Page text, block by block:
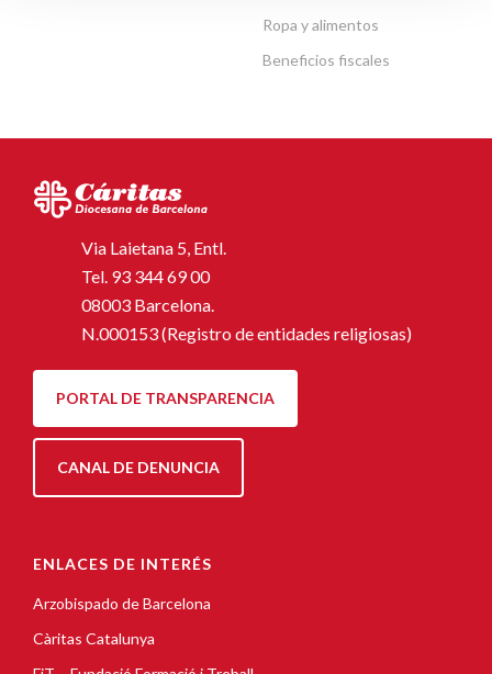
Ropa y alimentos
Beneficios fiscales
Via Laietana 5, Entl.
Tel. 93 344 69 00
08003 Barcelona.
N.000153 (Registro de entidades religiosas)
PORTAL DE TRANSPARENCIA
CANAL DE DENUNCIA
ENLACES DE INTERÉS
Arzobispado de Barcelona
Càritas Catalunya